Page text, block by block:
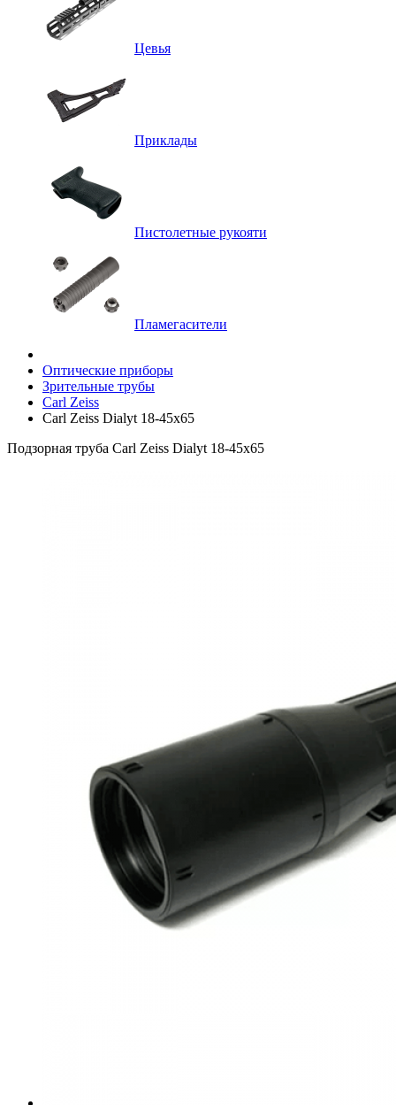
Цевья
Приклады
Пистолетные рукояти
Пламегасители
Оптические приборы
Зрительные трубы
Carl Zeiss
Carl Zeiss Dialyt 18-45x65
Подзорная труба Carl Zeiss Dialyt 18-45x65